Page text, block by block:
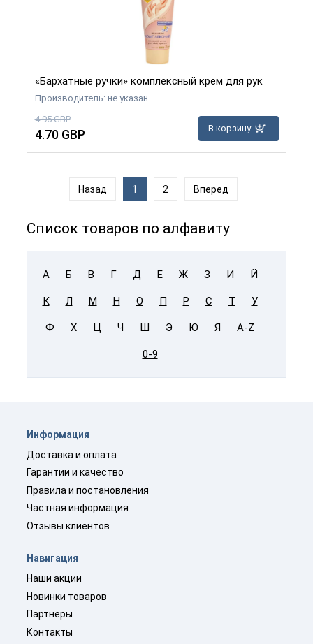
«Бархатные ручки» комплексный крем для рук
Производитель: не указан
4.95 GBP
4.70 GBP В корзину
Назад 1 2 Вперед
Список товаров по алфавиту
А Б В Г Д Е Ж З И Й
К Л М Н О П Р С Т У
Ф Х Ц Ч Ш Э Ю Я A-Z
0-9
Информация
Доставка и оплата
Гарантии и качество
Правила и постановления
Частная информация
Отзывы клиентов
Навигация
Наши акции
Новинки товаров
Партнеры
Контакты